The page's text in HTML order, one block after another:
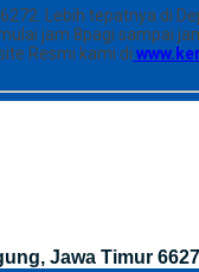
Lebih tepatnya di
jam 8pagi sampai
Resmi kami di
Jawa Timur